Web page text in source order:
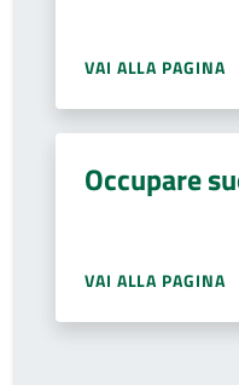
VAI ALLA PAGINA
Occupare
VAI ALLA PAGINA